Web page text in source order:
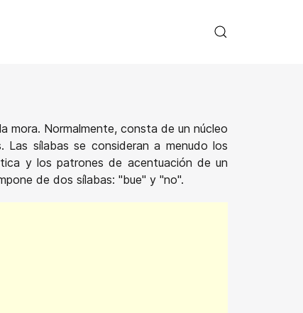
mora. Normalmente, consta de un núcleo
Las sílabas se consideran a menudo los
y los patrones de acentuación de un
de dos sílabas: "bue" y "no".